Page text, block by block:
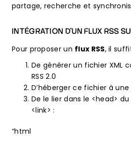
partage, recherche et
INTÉGRATION D’UN FLUX RSS
Pour proposer un flux RSS, il
De générer un fichier XML
RSS 2.0
D’héberger ce fichier à une
De le lier dans le <head>
<link> :
“html